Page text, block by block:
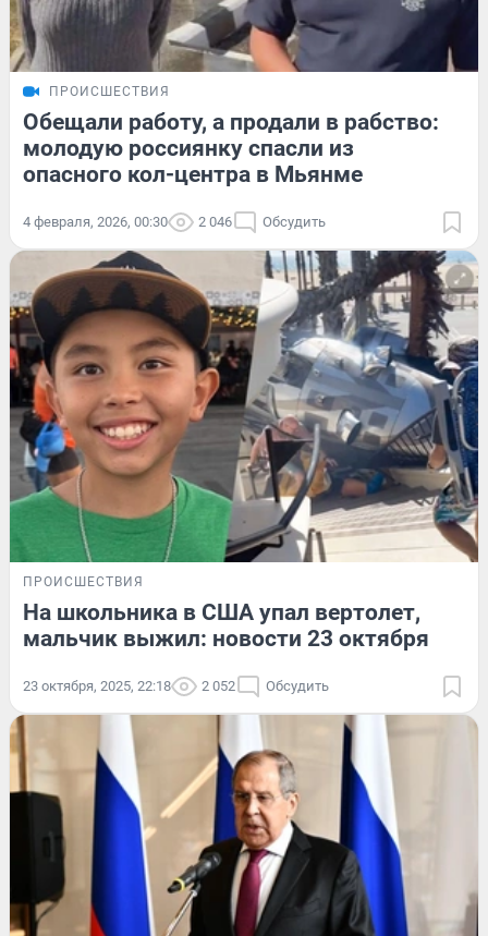
ПРОИСШЕСТВИЯ
Обещали работу, а продали в рабство:
молодую россиянку спасли из
опасного кол-центра в Мьянме
4 февраля, 2026, 00:30 2 046 Обсудить
ПРОИСШЕСТВИЯ
На школьника в США упал вертолет,
мальчик выжил: новости 23 октября
23 октября, 2025, 22:18 2 052 Обсудить